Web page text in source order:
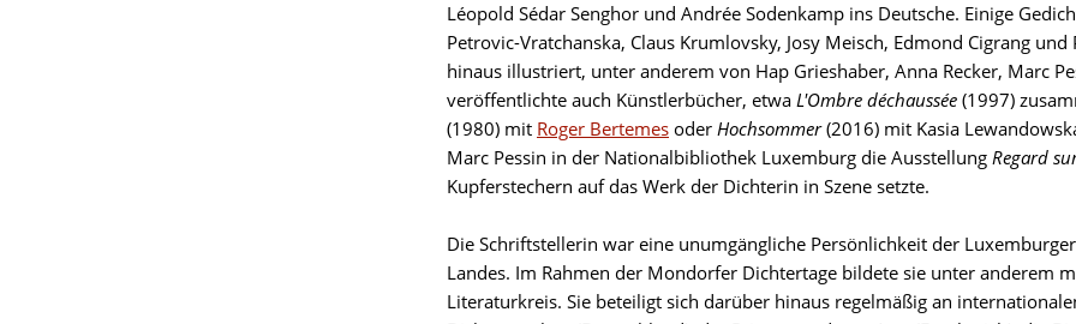
Léopold Sédar Senghor und Andrée Sodenkamp ins Deutsche. Einige
Petrovic-Vratchanska, Claus Krumlovsky, Josy Meisch, Edmond Cigrang
hinaus illustriert, unter anderem von Hap Grieshaber, Anna Recker, Marc
veröffentlichte auch Künstlerbücher, etwa L'Ombre déchaussée (1997)
(1980) mit Roger Bertemes oder Hochsommer(2016) mit Kasia
Marc Pessin in der Nationalbibliothek Luxemburg die Ausstellung Regard
Kupferstechern auf das Werk der Dichterin in Szene setzte.
Die Schriftstellerin war eine unumgängliche Persönlichkeit der
Landes. Im Rahmen der Mondorfer Dichtertage bildete sie unter anderem
Literaturkreis. Sie beteiligt sich darüber hinaus regelmäßig an